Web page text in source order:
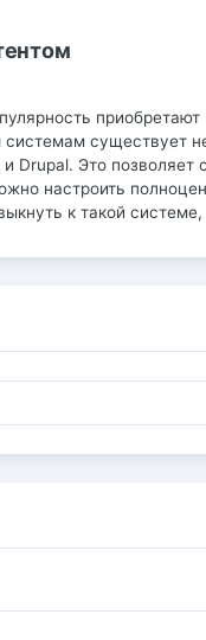
существует
Drupal. Это
настроить
к такой